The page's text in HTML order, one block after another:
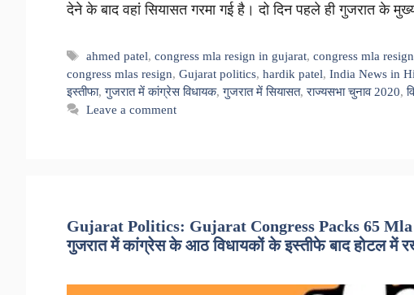
देने के बाद वहां सियासत गरमा गई है। दो दिन पहले ही गुजरात के
Tags
ahmed patel,congress mla resign in gujarat,congress mla
congress mlas resign, Gujarat politics, hardik patel, India News in
इस्तीफा,गुजरात में कांग्रेस विधायक,गुजरात में सियासत,राज्यसभा चुनाव 2020,
Leave a comment
Gujarat Politics: Gujarat Congress Packs 65
गुजरात में कांग्रेस के आठ विधायकों के इस्तीफे बाद होटल में